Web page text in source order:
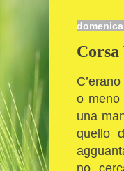
Corsa
o meno
una
quello
no